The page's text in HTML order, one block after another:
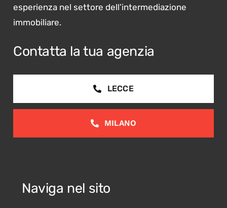
esperienza nel settore dell’intermediazione
immobiliare.
Contatta la tua agenzia
LECCE
MILANO
Naviga nel sito